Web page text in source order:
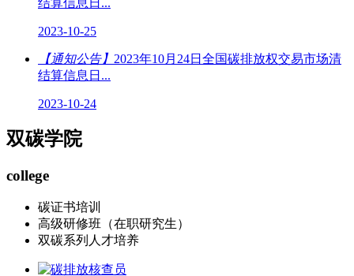
2023-10-25
【通知公告】 2023年10月24日全国碳排放权交易市场清
结算信息日...
2023-10-24
双碳学院
college
碳证书培训
高级研修班（在职研究生）
双碳系列人才培养